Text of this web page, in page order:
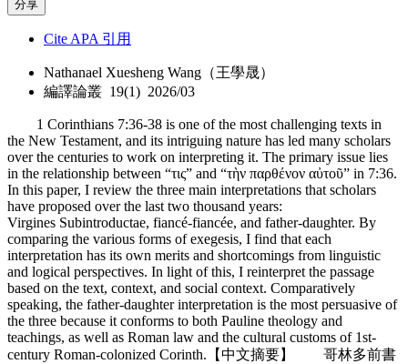
分享
Cite APA 引用
Nathanael Xuesheng Wang（王學晟）
編譯論叢 19(1) 2026/03
1 Corinthians 7:36-38 is one of the most challenging texts in
the New Testament, and its intriguing nature has led many scholars
over the centuries to work on interpreting it. The primary issue lies
in the relationship between “τις” and “τὴν παρθένον αὐτοῦ” in 7:36.
In this paper, I review the three main interpretations that scholars
have proposed over the last two thousand years:
Virgines Subintroductae, fiancé-fiancée, and father-daughter. By
comparing the various forms of exegesis, I find that each
interpretation has its own merits and shortcomings from linguistic
and logical perspectives. In light of this, I reinterpret the passage
based on the text, context, and social context. Comparatively
speaking, the father-daughter interpretation is the most persuasive of
the three because it conforms to both Pauline theology and
teachings, as well as Roman law and the cultural customs of 1st-
century Roman-colonized Corinth.【中文摘要】 哥林多前書